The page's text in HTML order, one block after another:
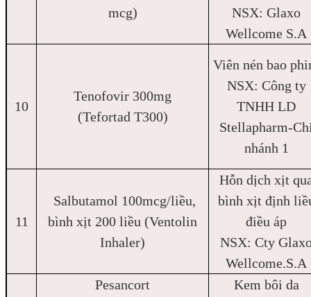
mcg)
NSX: Glaxo
Wellcome S.A
10
Tenofovir 300mg
(Tefortad T300)
Viên nén bao
NSX: Công ty
TNHH LD
Stellapharm-
nhánh 1
11
Salbutamol 100mcg/liều,
bình xịt 200 liều (Ventolin
Inhaler)
Hỗn dịch xịt
bình xịt định
điều áp
NSX: Cty
Wellcome.S.A
Pesancort
Kem bôi da